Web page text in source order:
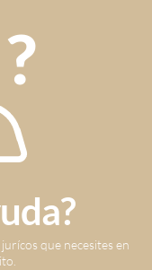
que necesites en